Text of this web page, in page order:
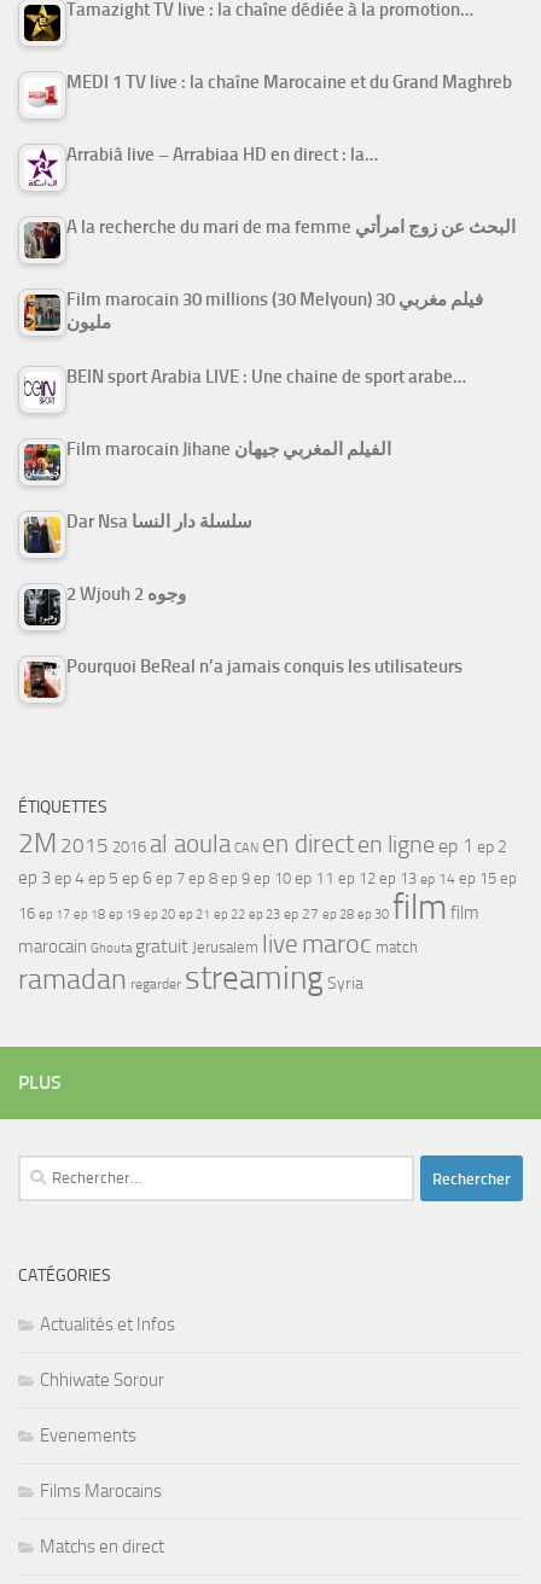
Tamazight TV live : la chaîne dédiée à la promotion…
MEDI 1 TV live : la chaîne Marocaine et du Grand Maghreb
Arrabiâ live – Arrabiaa HD en direct : la…
A la recherche du mari de ma femme البحث عن زوج امرأتي
Film marocain 30 millions (30 Melyoun) فيلم مغربي 30
مليون
BEIN sport Arabia LIVE : Une chaine de sport arabe…
Film marocain Jihane الفيلم المغربي جيهان
Dar Nsa سلسلة دار النسا
2 Wjouh 2 وجوه
Pourquoi BeReal n’a jamais conquis les utilisateurs
ÉTIQUETTES
2M 2015 2016 al aoula CAN en directen ligne ep 1 ep 2
ep 3ep 4ep 5 ep 6 ep 7 ep 8 ep 9 ep 10 ep 11 ep 12 ep 13 ep 14 ep 15 ep
16 ep 17 ep 18 ep 19 ep 20 ep 21 ep 22 ep 23 ep 27 ep 28 ep 30 film film
marocain Ghouta gratuit Jerusalem live maroc match
ramadan regarder streamingSyria
PLUS
Rechercher :
CATÉGORIES
Actualités et Infos
Chhiwate Sorour
Evenements
Films Marocains
Matchs en direct